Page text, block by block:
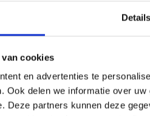
Details
cookies
en advertenties te
Ook delen we informatie over
Deze partners kunnen deze
voorzieningen.